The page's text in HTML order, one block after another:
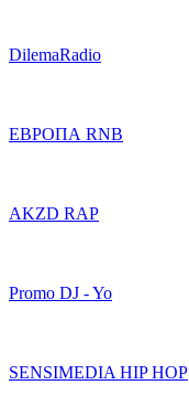
DilemaRadio
ЕВРОПА RNB
AKZD RAP
Promo DJ - Yo
SENSIMEDIA HIP HOP